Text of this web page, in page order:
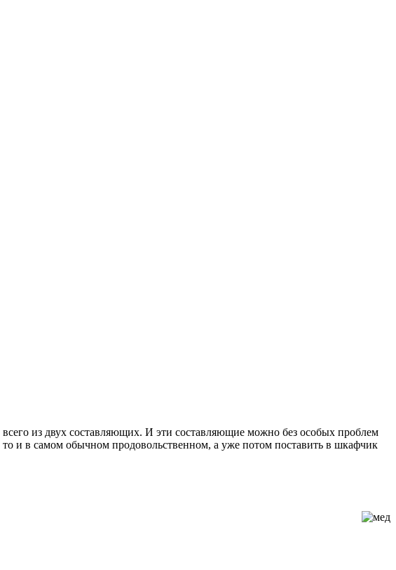
из двух составляющих. И эти составляющие можно без особых проблем
и в самом обычном продовольственном, а уже потом поставить в шкафчик